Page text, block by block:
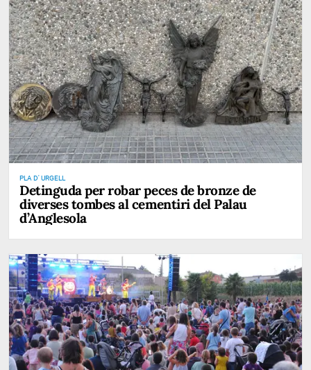
PLA D' URGELL
Detinguda per robar peces de bronze de
diverses tombes al cementiri del Palau
d’Anglesola